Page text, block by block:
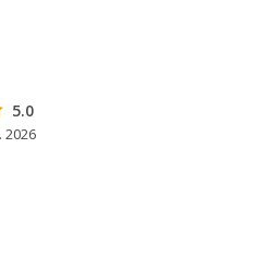
5.0
2026